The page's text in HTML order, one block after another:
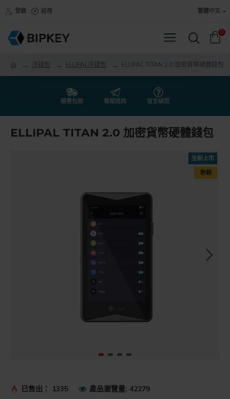
登錄 註冊 繁體中文
0
冷錢包 ELLIPAL冷錢包 ELLIPAL TITAN 2.0 加密貨幣硬體錢包
順豐包郵 電報諮詢 留言疑問
ELLIPAL TITAN 2.0 加密貨幣硬體錢包
全新上市
熱銷
已售出： 1335 產品瀏覽量: 42279